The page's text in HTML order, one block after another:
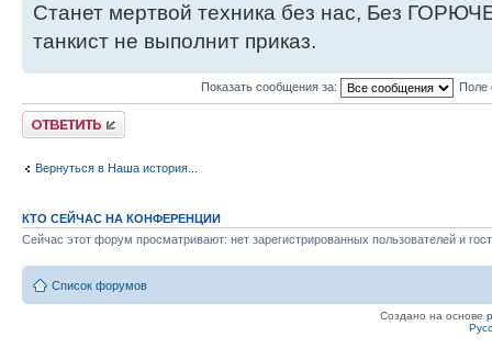
Станет мертвой техника без нас, Без
танкист не выполнит приказ.
Показать сообщения за: Поле
Ответить
Вернуться в Наша история...
КТО СЕЙЧАС НА КОНФЕРЕНЦИИ
Сейчас этот форум просматривают: нет зарегистрированных пользователей и
Список форумов
Создано на основе